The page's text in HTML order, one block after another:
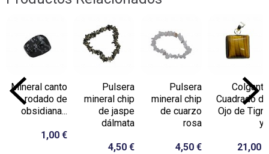
Mineral canto
rodado de
obsidiana...
1,00 €
Pulsera
mineral chip
de jaspe
dálmata
4,50 €
Pulsera
mineral chip
de cuarzo
rosa
4,50 €
Colgante
Cuadrado de
Ojo de Tigre
y...
21,00 €